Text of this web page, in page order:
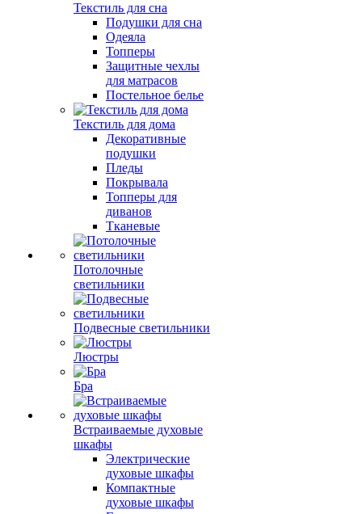
Текстиль для сна
Подушки для сна
Одеяла
Топперы
Защитные чехлы
для матрасов
Постельное белье
Текстиль для дома
Декоративные
подушки
Пледы
Покрывала
Топперы для
диванов
Тканевые
Потолочные
светильники
Подвесные светильники
Люстры
Бра
Встраиваемые духовые
шкафы
Электрические
духовые шкафы
Компактные
духовые шкафы